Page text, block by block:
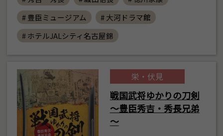
# 豊臣ミュージアム
# 大河ドラマ館
# ホテルJALシティ名古屋錦
栄・伏見
戦国武将ゆかりの刀剣
～豊臣秀吉・秀長兄弟
～